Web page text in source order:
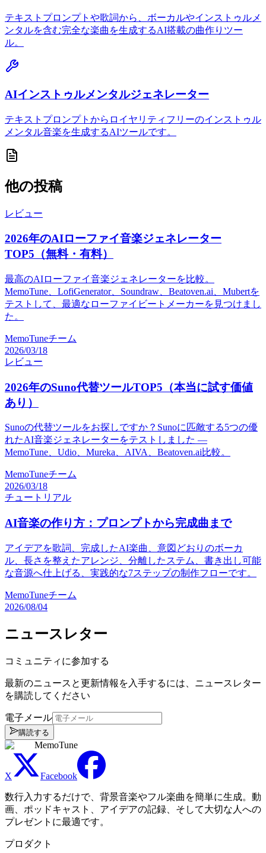
テキストプロンプトや歌詞から、ボーカルやインストゥルメ
ンタルを含む完全な楽曲を生成するAI搭載の曲作りツー
ル。
AIインストゥルメンタルジェネレーター
テキストプロンプトからロイヤリティフリーのインストゥル
メンタル音楽を生成するAIツールです。
他の投稿
レビュー
2026年のAIローファイ音楽ジェネレーター
TOP5（無料・有料）
最高のAIローファイ音楽ジェネレーターを比較。
MemoTune、LofiGenerator、Soundraw、Beatoven.ai、Mubertを
テストして、最適なローファイビートメーカーを見つけまし
た。
MemoTuneチーム
2026/03/18
レビュー
2026年のSuno代替ツールTOP5（本当に試す価値
あり）
Sunoの代替ツールをお探しですか？Sunoに匹敵する5つの優
れたAI音楽ジェネレーターをテストしました —
MemoTune、Udio、Mureka、AIVA、Beatoven.ai比較。
MemoTuneチーム
2026/03/18
チュートリアル
AI音楽の作り方：プロンプトから完成曲まで
アイデアを歌詞、完成したAI楽曲、意図どおりのボーカ
ル、長さを整えたアレンジ、分離したステム、書き出し可能
な音源へ仕上げる、実践的な7ステップの制作フローです。
MemoTuneチーム
2026/08/04
ニュースレター
コミュニティに参加する
最新のニュースと更新情報を入手するには、ニュースレター
を購読してください
電子メール
購読する
MemoTune
X Facebook
数行入力するだけで、背景音楽やフル楽曲を簡単に生成。動
画、ポッドキャスト、アイデアの記録、そして大切な人への
プレゼントに最適です。
プロダクト